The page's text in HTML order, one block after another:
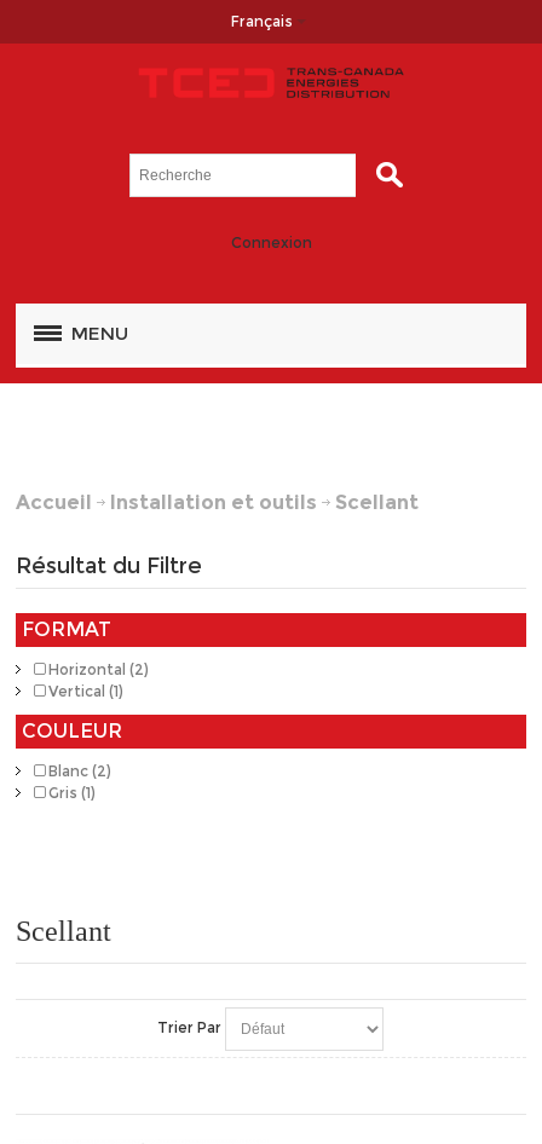
Français
Connexion
MENU
Accueil Installation et outils Scellant
Résultat du Filtre
FORMAT
Horizontal (2)
Vertical (1)
COULEUR
Blanc (2)
Gris (1)
Scellant
Trier Par